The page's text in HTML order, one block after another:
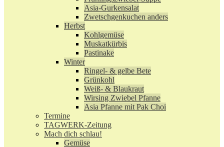
Asia-Gurkensalat
Zwetschgenkuchen anders
Herbst
Kohlgemüse
Muskatkürbis
Pastinake
Winter
Ringel- & gelbe Bete
Grünkohl
Weiß- & Blaukraut
Wirsing Zwiebel Pfanne
Asia Pfanne mit Pak Choi
Termine
TAGWERK-Zeitung
Mach dich schlau!
Gemüse